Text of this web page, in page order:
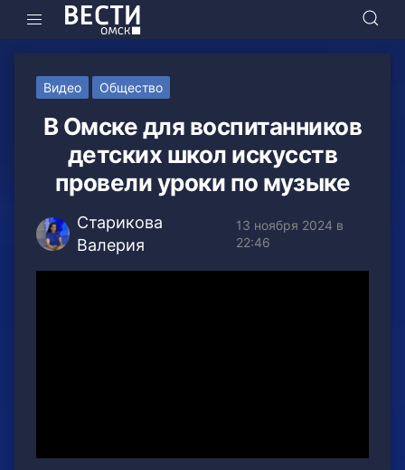
Видео Общество
В Омске для воспитанников
детских школ искусств
провели уроки по музыке
Старикова
Валерия
13 ноября 2024 в
22:46